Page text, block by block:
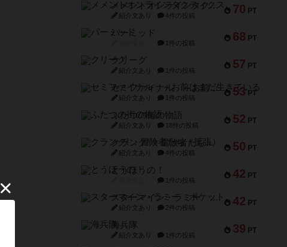
70 PT
メメントオンラインタクティクス
紹介文あり 4件の投稿
68 PT
パーミッド
1件の投稿
57 PT
クリーグ
紹介文あり 1件の投稿
53 PT
セミファイナル ～お前はまだ生きている～
紹介文あり 1件の投稿
52 PT
ふたつの街の物語
紹介文あり 18件の投稿
50 PT
クランク! ：冒険者たち（拡張）
紹介文あり 4件の投稿
42 PT
とうほうの！
1件の投稿
42 PT
スターマイン・ラミー ポケット
紹介文あり 2件の投稿
39 PT
海兵隊
紹介文あり 1件の投稿